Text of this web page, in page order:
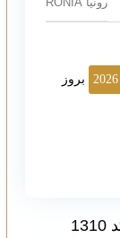
بروز